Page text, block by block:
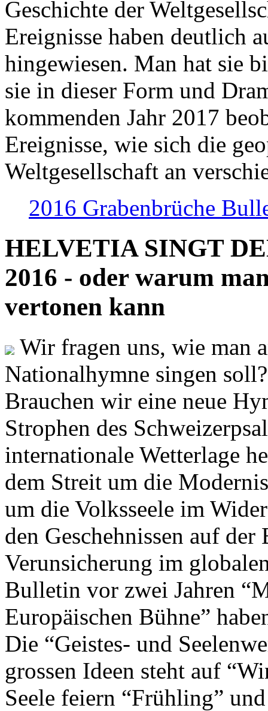
Geschichte der
Ereignisse haben deutlich
hingewiesen. Man hat sie
sie in dieser Form und
kommenden Jahr 2017
Ereignisse, wie sich die
Weltgesellschaft an
2016 Grabenbrüche
HELVETIA SINGT
2016 - oder warum
vertonen kann
Wir fragen uns, wie man
Nationalhymne singen
Brauchen wir eine neue
Strophen des
internationale Wetterlage
dem Streit um die
um die Volksseele im
den Geschehnissen auf
Verunsicherung im
Bulletin vor zwei Jahren
Europäischen Bühne”
Die “Geistes- und
grossen Ideen steht auf
Seele feiern “Frühling”